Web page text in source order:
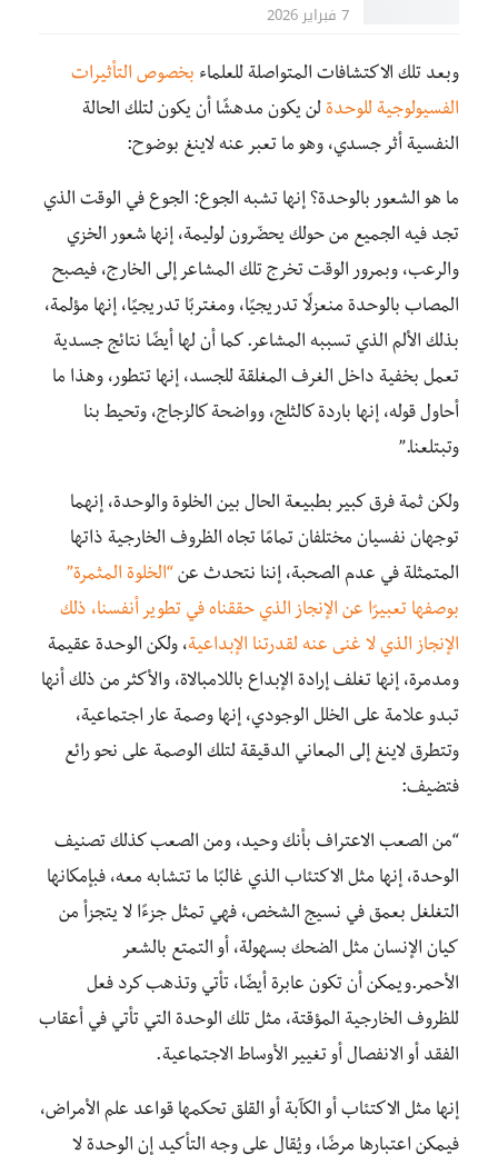
7 فبراير 2026
وبعد تلك الاكتشافات المتواصلة للعلماء بخصوص التأثيرات
الفسيولوجية للوحدة لن يكون مدهشًا أن يكون لتلك الحالة
النفسية أثر جسدي، وهو ما تعبر عنه لاينغ بوضوح:
ما هو الشعور بالوحدة؟ إنها تشبه الجوع: الجوع في الوقت الذي
تجد فيه الجميع من حولك يحضّرون لوليمة، إنها شعور الخزي
والرعب، وبمرور الوقت تخرج تلك المشاعر إلى الخارج، فيصبح
المصاب بالوحدة منعزلًا تدريجيًا، ومغتربًا تدريجيًا، إنها مؤلمة،
بذلك الألم الذي تسببه المشاعر. كما أن لها أيضًا نتائج جسدية
تعمل بخفية داخل الغرف المغلقة للجسد، إنها تتطور، وهذا ما
أحاول قوله، إنها باردة كالثلج، وواضحة كالزجاج، وتحيط بنا
وتبتلعنا.”
ولكن ثمة فرق كبير بطبيعة الحال بين الخلوة والوحدة، إنهما
توجهان نفسيان مختلفان تمامًا تجاه الظروف الخارجية ذاتها
المتمثلة في عدم الصحبة، إننا نتحدث عن “الخلوة المثمرة”
بوصفها تعبيرًا عن الإنجاز الذي حققناه في تطوير أنفسنا، ذلك
الإنجاز الذي لا غنى عنه لقدرتنا الإبداعية، ولكن الوحدة عقيمة
ومدمرة، إنها تغلف إرادة الإبداع باللامبالاة، والأكثر من ذلك أنها
تبدو علامة على الخلل الوجودي، إنها وصمة عار اجتماعية،
وتتطرق لاينغ إلى المعاني الدقيقة لتلك الوصمة على نحو رائع
فتضيف:
“من الصعب الاعتراف بأنك وحيد، ومن الصعب كذلك تصنيف
الوحدة، إنها مثل الاكتئاب الذي غالبًا ما تتشابه معه، فبإمكانها
التغلغل بعمق في نسيج الشخص، فهي تمثل جزءًا لا يتجزأ من
كيان الإنسان مثل الضحك بسهولة، أو التمتع بالشعر
الأحمر.ويمكن أن تكون عابرة أيضًا، تأتي وتذهب كرد فعل
للظروف الخارجية المؤقتة، مثل تلك الوحدة التي تأتي في أعقاب
الفقد أو الانفصال أو تغيير الأوساط الاجتماعية.
إنها مثل الاكتئاب أو الكآبة أو القلق تحكمها قواعد علم الأمراض،
فيمكن اعتبارها مرضًا، ويُقال على وجه التأكيد إن الوحدة لا